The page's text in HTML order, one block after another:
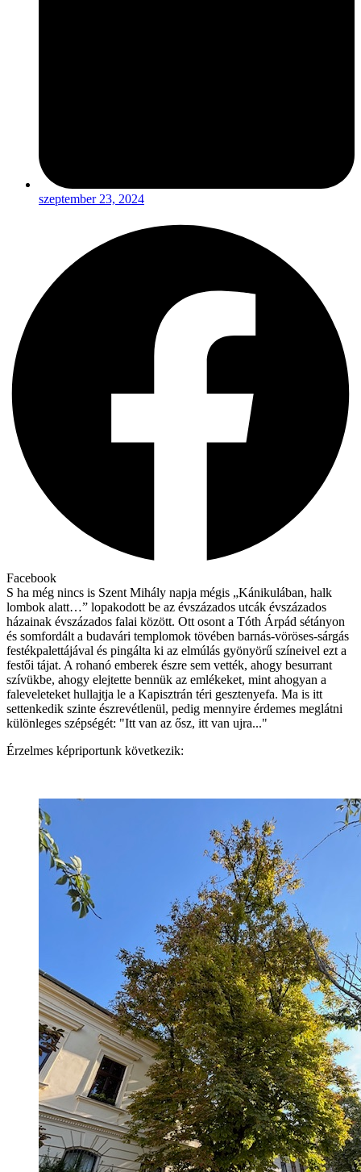
szeptember 23, 2024
Facebook
S ha még nincs is Szent Mihály napja mégis „Kánikulában, halk
lombok alatt…” lopakodott be az évszázados utcák évszázados
házainak évszázados falai között. Ott osont a Tóth Árpád sétányon
és somfordált a budavári templomok tövében barnás-vöröses-sárgás
festékpalettájával és pingálta ki az elmúlás gyönyörű színeivel ezt a
festői tájat. A rohanó emberek észre sem vették, ahogy besurrant
szívükbe, ahogy elejtette bennük az emlékeket, mint ahogyan a
faleveleteket hullajtja le a Kapisztrán téri gesztenyefa. Ma is itt
settenkedik szinte észrevétlenül, pedig mennyire érdemes meglátni
különleges szépségét: "Itt van az ősz, itt van ujra..."
Érzelmes képriportunk következik: